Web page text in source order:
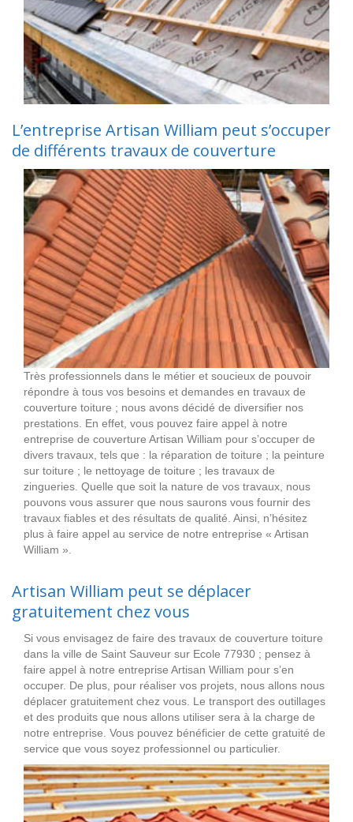
L’entreprise Artisan William peut s’occuper
de différents travaux de couverture
Très professionnels dans le métier et soucieux de pouvoir
répondre à tous vos besoins et demandes en travaux de
couverture toiture ; nous avons décidé de diversifier nos
prestations. En effet, vous pouvez faire appel à notre
entreprise de couverture Artisan William pour s’occuper de
divers travaux, tels que : la réparation de toiture ; la peinture
sur toiture ; le nettoyage de toiture ; les travaux de
zingueries. Quelle que soit la nature de vos travaux, nous
pouvons vous assurer que nous saurons vous fournir des
travaux fiables et des résultats de qualité. Ainsi, n’hésitez
plus à faire appel au service de notre entreprise « Artisan
William ».
Artisan William peut se déplacer
gratuitement chez vous
Si vous envisagez de faire des travaux de couverture toiture
dans la ville de Saint Sauveur sur Ecole 77930 ; pensez à
faire appel à notre entreprise Artisan William pour s’en
occuper. De plus, pour réaliser vos projets, nous allons nous
déplacer gratuitement chez vous. Le transport des outillages
et des produits que nous allons utiliser sera à la charge de
notre entreprise. Vous pouvez bénéficier de cette gratuité de
service que vous soyez professionnel ou particulier.